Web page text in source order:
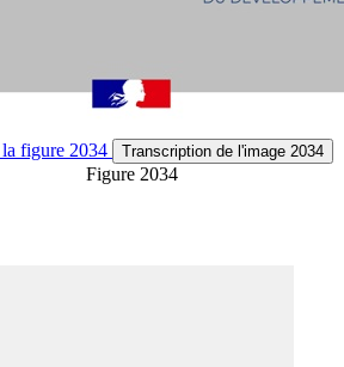
la figure 2034 Transcription de l'image 2034
Figure 2034